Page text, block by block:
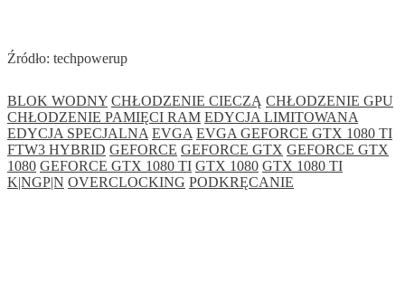
Źródło: techpowerup
BLOK WODNY CHŁODZENIE CIECZĄ CHŁODZENIE GPU
CHŁODZENIE PAMIĘCI RAM EDYCJA LIMITOWANA
EDYCJA SPECJALNA EVGA EVGA GEFORCE GTX 1080 TI
FTW3 HYBRID GEFORCE GEFORCE GTX GEFORCE GTX
1080 GEFORCE GTX 1080 TI GTX 1080 GTX 1080 TI
K|NGP|N OVERCLOCKING PODKRĘCANIE